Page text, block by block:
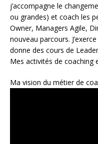
j’accompagne le
ou grandes) et coach les
Owner, Managers Agile,
nouveau parcours.
donne des cours de
Mes activités de coaching
Ma vision du métier de